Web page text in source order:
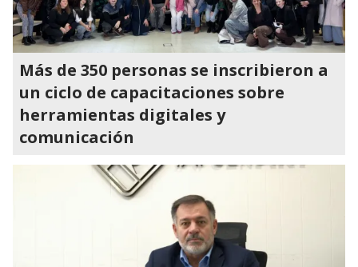
Más de 350 personas se inscribieron a
un ciclo de capacitaciones sobre
herramientas digitales y
comunicación